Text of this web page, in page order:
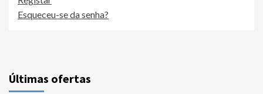
Esqueceu-se da senha?
Últimas ofertas